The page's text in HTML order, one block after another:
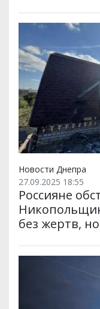
Новости Днепра
27.09.2025 18:55
Россияне
без жертв,